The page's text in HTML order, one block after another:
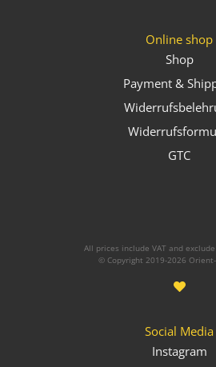
Online shop
Shop
Payment &
GTC
All prices include VAT and
© Copyright 2019-2026
Social Media
Instagram